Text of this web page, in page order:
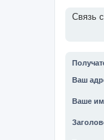
Связь
Ваш
Ваше